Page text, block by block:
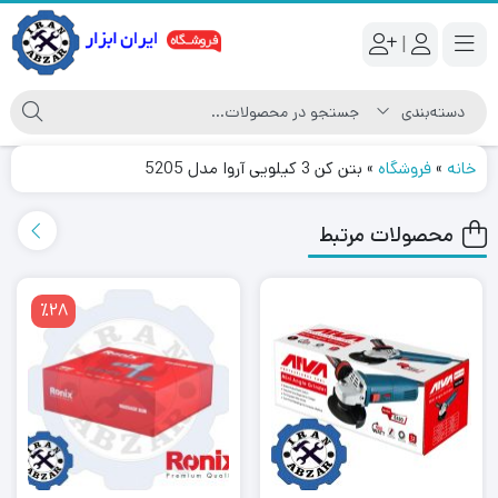
|
خانه »فروشگاه » بتن کن 3 کیلویی آروا مدل 5205
محصولات مرتبط
٪28